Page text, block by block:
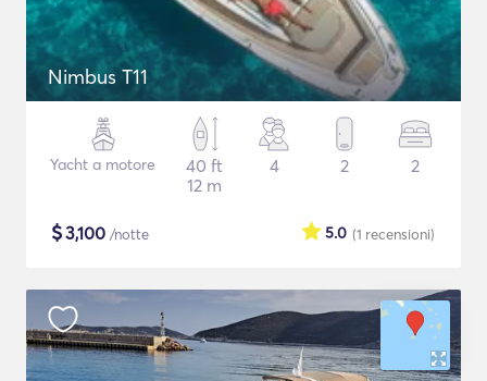
Nimbus T11
Yacht a motore
40 ft
12 m
4 2 2
$3,100 /notte (1 recensioni)
5.0